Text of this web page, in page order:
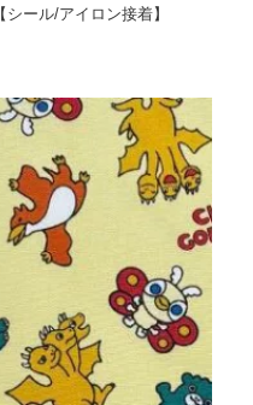
ール/アイロン接着】